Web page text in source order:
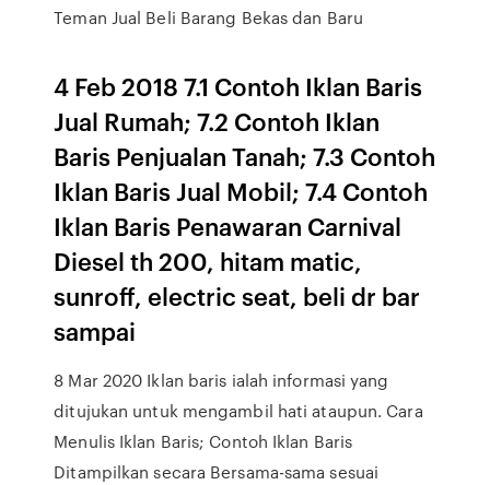
Teman Jual Beli Barang Bekas dan Baru
4 Feb 2018 7.1 Contoh Iklan Baris
Jual Rumah; 7.2 Contoh Iklan
Baris Penjualan Tanah; 7.3 Contoh
Iklan Baris Jual Mobil; 7.4 Contoh
Iklan Baris Penawaran Carnival
Diesel th 200, hitam matic,
sunroff, electric seat, beli dr bar
sampai
8 Mar 2020 Iklan baris ialah informasi yang
ditujukan untuk mengambil hati ataupun. Cara
Menulis Iklan Baris; Contoh Iklan Baris
Ditampilkan secara Bersama-sama sesuai